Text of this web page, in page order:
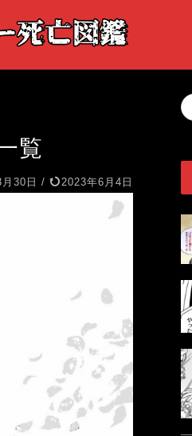
覧
30日 / 2023年6月4日